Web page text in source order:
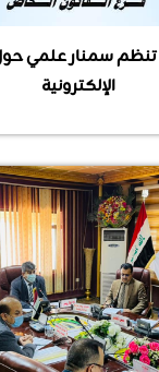
تنظم سمنار علمي
الإلكترونية